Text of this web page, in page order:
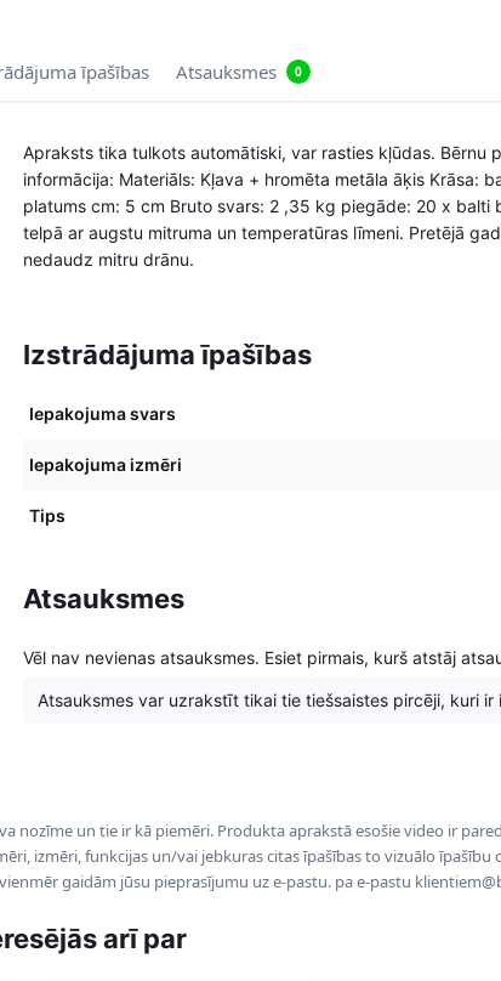
īpašības Atsauksmes 0
Apraksts tika tulkots automātiski, var rasties kļūdas. Bērnu
informācija: Materiāls: Kļava + hromēta metāla āķis Krāsa:
platums cm: 5 cm Bruto svars: 2 ,35 kg piegāde: 20 x balti
telpā ar augstu mitruma un temperatūras līmeni. Pretējā
nedaudz mitru drānu.
Izstrādājuma īpašības
Iepakojuma svars
Iepakojuma izmēri
Tips
Atsauksmes
Vēl nav nevienas atsauksmes. Esiet pirmais, kurš atstāj
Atsauksmes var uzrakstīt tikai tie tiešsaistes pircēji, kuri ir
nozīme un tie ir kā piemēri. Produkta aprakstā esošie video ir
izmēri, funkcijas un/vai jebkuras citas īpašības to vizuālo
gaidām jūsu pieprasījumu uz e-pastu. pa e-pastu
arī par